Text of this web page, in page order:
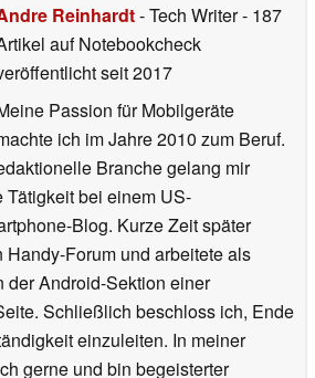
Reinhardt- Tech Writer- 187
auf Notebookcheck
seit 2017
Passion für Mobilgeräte
ich im Jahre 2010 zum Beruf.
Branche gelang mir
bei einem US-
Blog. Kurze Zeit später
Forum und arbeitete als
der Android-Sektion einer
Schließlich beschloss ich, Ende
einzuleiten. In meiner
gerne und bin begeisterter